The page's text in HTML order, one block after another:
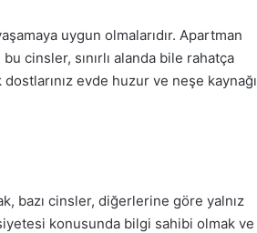
uygun olmalarıdır. Apartman
cinsler, sınırlı alanda bile rahatça
evde huzur ve neşe kaynağı
bazı cinsler, diğerlerine göre yalnız
konusunda bilgi sahibi olmak ve